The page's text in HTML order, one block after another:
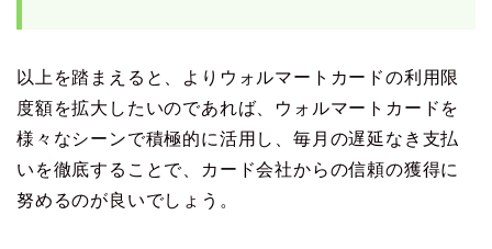
以上を踏まえると、よりウォルマートカードの利用限
度額を拡大したいのであれば、ウォルマートカードを
様々なシーンで積極的に活用し、毎月の遅延なき支払
いを徹底することで、カード会社からの信頼の獲得に
努めるのが良いでしょう。